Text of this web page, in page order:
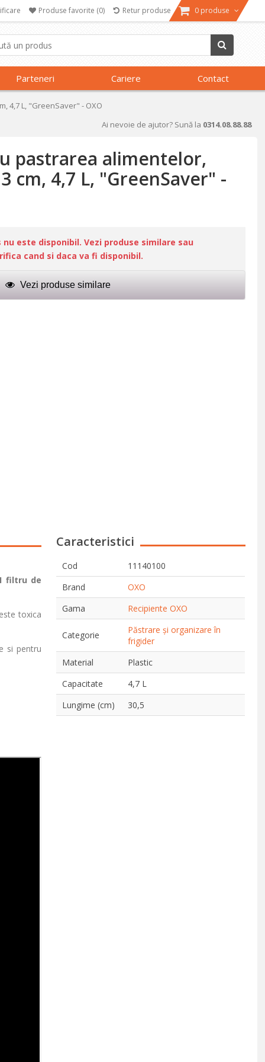
Produse favorite (0) Retur produse 0 produse
Parteneri Cariere Contact
4,7 L, "GreenSaver" - OXO
Ai nevoie de ajutor? Sună la 0314.08.88.88
pastrarea alimentelor,
cm, 4,7 L, "GreenSaver" -
este disponibil. Vezi produse similare sau
cand si daca va fi disponibil.
Vezi produse similare
filtru de
toxica
si pentru
Caracteristici
Cod
11140100
Brand
OXO
Gama
Recipiente OXO
Categorie
Păstrare și organizare în
frigider
Material
Plastic
Capacitate
4,7 L
Lungime (cm)
30,5